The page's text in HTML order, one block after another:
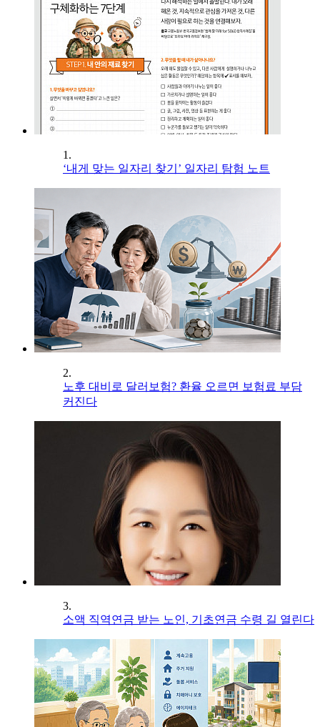
1.
‘내게 맞는 일자리 찾기’ 일자리 탐험 노트
2.
노후 대비로 달러보험? 환율 오르면 보험료 부담
커진다
3.
소액 직역연금 받는 노인, 기초연금 수령 길 열린다